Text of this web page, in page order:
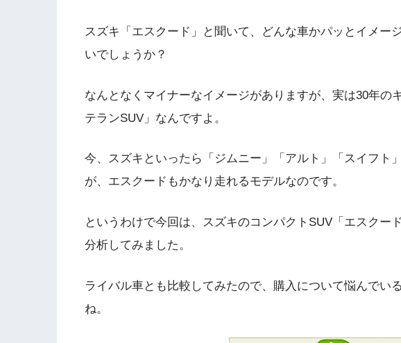
スズキ「エスクード」と聞いて、どんな車かパッとイメー
いでしょうか？
なんとなくマイナーなイメージがありますが、実は30年の
テランSUV」なんですよ。
今、スズキといったら「ジムニー」「アルト」「スイフト
が、エスクードもかなり走れるモデルなのです。
というわけで今回は、スズキのコンパクトSUV「エスクー
分析してみました。
ライバル車とも比較してみたので、購入について悩んでい
ね。